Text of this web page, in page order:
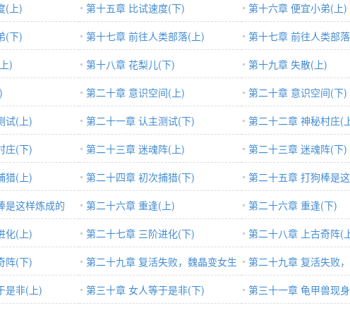
(上)
第十五章 比试速度(下)
第十六章 便宜小弟(上)
(下)
第十七章 前往人类部落(上)
第十七章 前往人类部
)
第十八章 花梨儿(下)
第十九章 失散(上)
第二十章 意识空间(上)
第二十章 意识空间(下)
试(上)
第二十一章 认主测试(下)
第二十二章 神秘村庄(
庄(下)
第二十三章 迷魂阵(上)
第二十三章 迷魂阵(下)
猎(上)
第二十四章 初次捕猎(下)
第二十五章 打狗棒是
(上)
是这样炼成的
第二十六章 重逢(上)
第二十六章 重逢(下)
化(上)
第二十七章 三阶进化(下)
第二十八章 上古奇阵(
阵(下)
第二十九章 复活失败，魏晶变女生
(上)
第二十九章 复活失败
(下)
是非(上) 第三十章 女人等于是非(下)
第三十一章 龟甲兽现